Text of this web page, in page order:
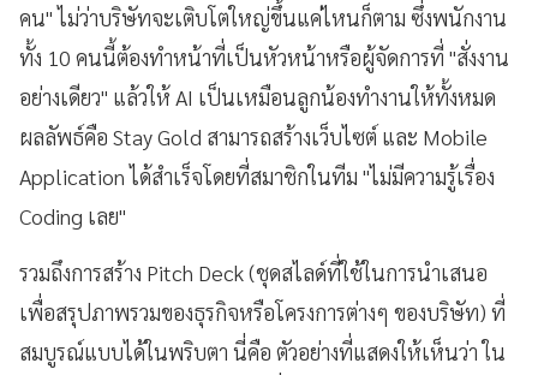
คน" ไม่ว่าบริษัทจะเติบโตใหญ่ขึ้นแค่ไหนก็ตาม ซึ่งพนักงาน
ทั้ง 10 คนนี้ต้องทำหน้าที่เป็นหัวหน้าหรือผู้จัดการที่ "สั่งงาน
อย่างเดียว" แล้วให้ AI เป็นเหมือนลูกน้องทำงานให้ทั้งหมด
ผลลัพธ์คือ Stay Gold สามารถสร้างเว็บไซต์ และ Mobile
Application ได้สำเร็จโดยที่สมาชิกในทีม "ไม่มีความรู้เรื่อง
Coding เลย"
รวมถึงการสร้าง Pitch Deck (ชุดสไลด์ที่ใช้ในการนำเสนอ
เพื่อสรุปภาพรวมของธุรกิจหรือโครงการต่างๆ ของบริษัท) ที่
สมบูรณ์แบบได้ในพริบตา นี่คือ ตัวอย่างที่แสดงให้เห็นว่า ใน